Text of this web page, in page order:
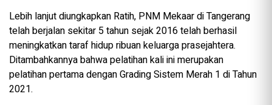
Lebih lanjut diungkapkan Ratih, PNM Mekaar di Tangerang
telah berjalan sekitar 5 tahun sejak 2016 telah berhasil
meningkatkan taraf hidup ribuan keluarga prasejahtera.
Ditambahkannya bahwa pelatihan kali ini merupakan
pelatihan pertama dengan Grading Sistem Merah 1 di Tahun
2021.